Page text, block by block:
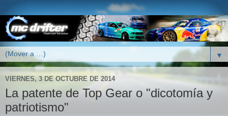
▼
VIERNES, 3 DE OCTUBRE DE 2014
La patente de Top Gear o "dicotomía y
patriotismo"